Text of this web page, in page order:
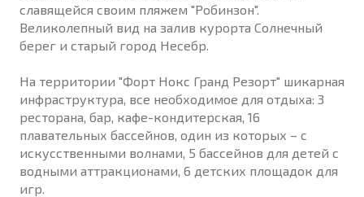
славящейся своим пляжем "Робинзон".
Великолепный вид на залив курорта Солнечный
берег и старый город Несебр.
На территории "Форт Нокс Гранд Резорт" шикарная
инфраструктура, все необходимое для отдыха: 3
ресторана, бар, кафе-кондитерская, 16
плавательных бассейнов, один из которых – с
искусственными волнами, 5 бассейнов для детей с
водными аттракционами, 6 детских площадок для
игр.